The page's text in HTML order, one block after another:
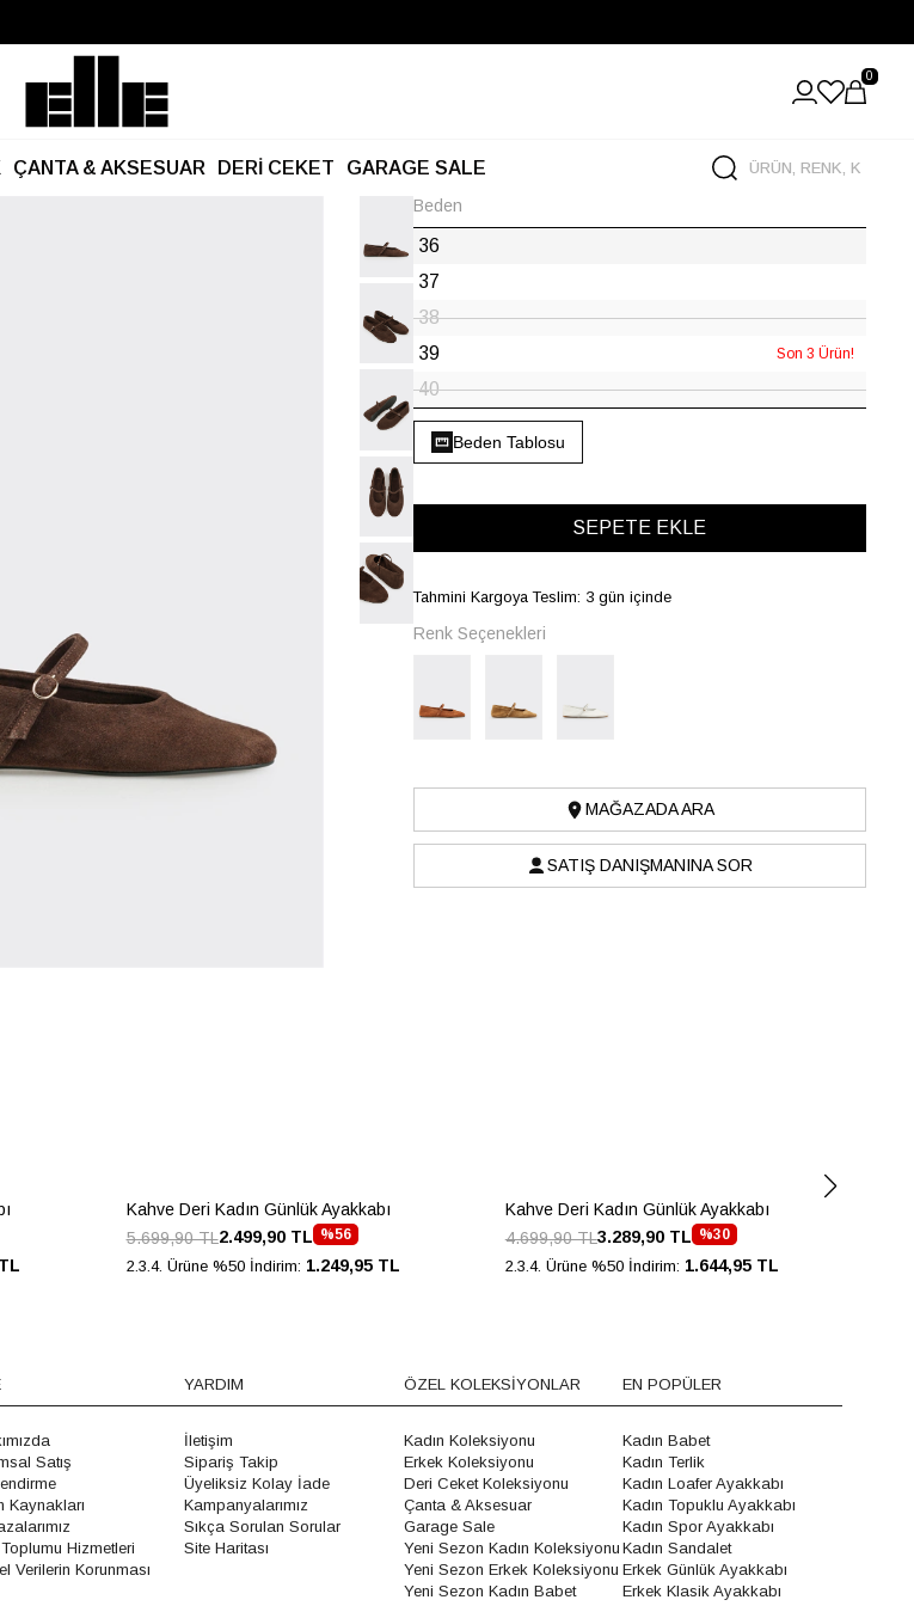
Kargo Ücretsiz!
0
ÇANTA & AKSESUAR DERİ CEKET GARAGE SALE
Beden
36
37
38
39
Son 3 Ürün!
40
Beden Tablosu
Tahmini Kargoya Teslim: 3 gün içinde
Renk Seçenekleri
MAĞAZADA ARA
SATIŞ DANIŞMANINA SOR
Kahve Deri Kadın Günlük Ayakkabı
%56
2.499,90 TL
5.699,90 TL
2.3.4. Ürüne %50 İndirim: 1.249,95 TL
Kahve Deri Kadın Günlük Ayakkabı
%30
3.289,90 TL
4.699,90 TL
2.3.4. Ürüne %50 İndirim: 1.644,95 TL
Satış
Kaynakları
Hizmetleri
Verilerin Korunması
YARDIM
İletişim
Sipariş Takip
Üyeliksiz Kolay İade
Kampanyalarımız
Sıkça Sorulan Sorular
Site Haritası
ÖZEL KOLEKSİYONLAR
Kadın Koleksiyonu
Erkek Koleksiyonu
Deri Ceket Koleksiyonu
Çanta & Aksesuar
Garage Sale
Yeni Sezon Kadın Koleksiyonu
Yeni Sezon Erkek Koleksiyonu
Yeni Sezon Kadın Babet
EN POPÜLER
Kadın Babet
Kadın Terlik
Kadın Loafer Ayakkabı
Kadın Topuklu Ayakkabı
Kadın Spor Ayakkabı
Kadın Sandalet
Erkek Günlük Ayakkabı
Erkek Klasik Ayakkabı